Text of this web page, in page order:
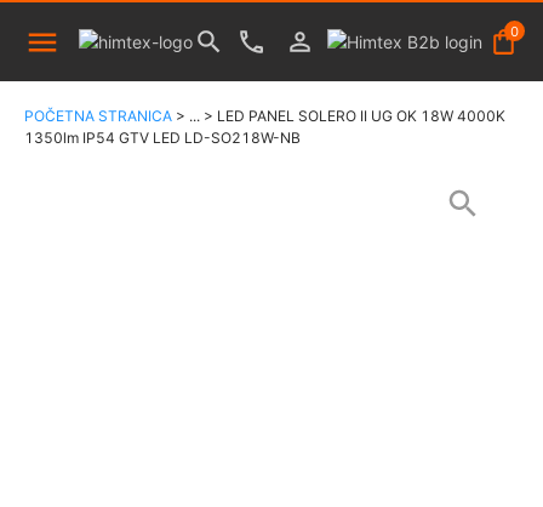
0
POČETNA STRANICA > ... > LED PANEL SOLERO II UG OK 18W 4000K
1350lm IP54 GTV LED LD-SO218W-NB